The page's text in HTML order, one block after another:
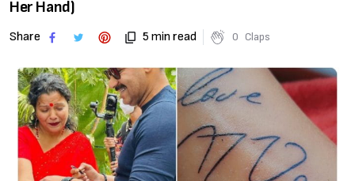
Her Hand)
Share 5 min read 0 Claps